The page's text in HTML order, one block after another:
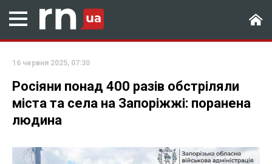
16 червня 2025, 07:30
Росіяни понад 400 разів обстріляли
міста та села на Запоріжжі: поранена
людина